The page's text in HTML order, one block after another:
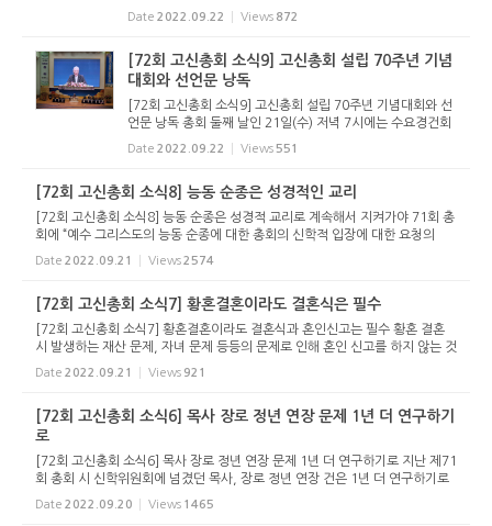
라는 청원에 대해 기각하기로 했다. 총회 미래정책위원회는 여
성 안수에 대한 각각의 성경적 근거에 대해 연구해 달라고 청
Date 2022.09.22 Views 872
[72회 고신총회 소식9] 고신총회 설립 70주년 기념
대회와 선언문 낭독
[72회 고신총회 소식9] 고신총회 설립 70주년 기념대회와 선
언문 낭독 총회 둘째 날인 21일(수) 저녁 7시에는 수요경건회
를 겸하여 총회 설립 70주년 기념대회를 열었다. 1952년 9월
진주에서 시작된 고신총회가 어느덧 70년을 맞아 기념대회를
Date 2022.09.22 Views 551
[72회 고신총회 소식8] 능동 순종은 성경적인 교리
[72회 고신총회 소식8] 능동 순종은 성경적 교리로 계속해서 지켜가야 71회 총
회에 “예수 그리스도의 능동 순종에 대한 총회의 신학적 입장에 대한 요청의
건”이 상정되었다. 이에 대해 신학위원회와 고려신학대학원 교수회, 고신대학
Date 2022.09.21 Views2574
[72회 고신총회 소식7] 황혼결혼이라도 결혼식은 필수
[72회 고신총회 소식7] 황혼결혼이라도 결혼식과 혼인신고는 필수 황혼 결혼
시 발생하는 재산 문제, 자녀 문제 등등의 문제로 인해 혼인 신고를 하지 않는 것
은 자신들의 이익만을 생각하는 불법, 편법적인 행위 고령사회가 됨에 따라 ‘황
Date 2022.09.21 Views 921
[72회 고신총회 소식6] 목사 장로 정년 연장 문제 1년 더 연구하기
로
[72회 고신총회 소식6] 목사 장로 정년 연장 문제 1년 더 연구하기로 지난 제71
회 총회 시 신학위원회에 넘겼던 목사, 장로 정년 연장 건은 1년 더 연구하기로
했다. 첫째 날 공천위원회 보고를 마친 뒤 이어진 유안건 보고를 통해 신학위원
회는 이 건이 많은...
Date 2022.09.20 Views 1465